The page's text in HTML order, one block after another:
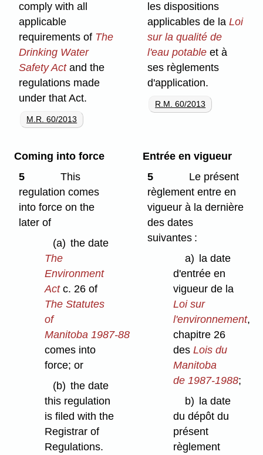
comply with all
applicable
requirements of The
Drinking Water
Safety Actand the
regulations made
under that Act.
M.R. 60/2013
les dispositions
applicables de laLoi
sur la qualité de
l'eau potable et à
ses règlements
d'application.
R.M. 60/2013
Coming into force
5
This
regulation comes
into force on the
later of
(a) the date
The
Environment
Actc. 26 of
The Statutes
of
Manitoba 1987-88
comes into
force; or
(b) the date
this regulation
is filed with the
Registrar of
Regulations.
Entrée en vigueur
5
Le présent
règlement entre en
vigueur à la dernière
des dates
suivantes :
a) la date
d'entrée en
vigueur de la
Loi sur
l'environnement,
chapitre 26
desLois du
Manitoba
de 1987-1988;
b) la date
du dépôt du
présent
règlement